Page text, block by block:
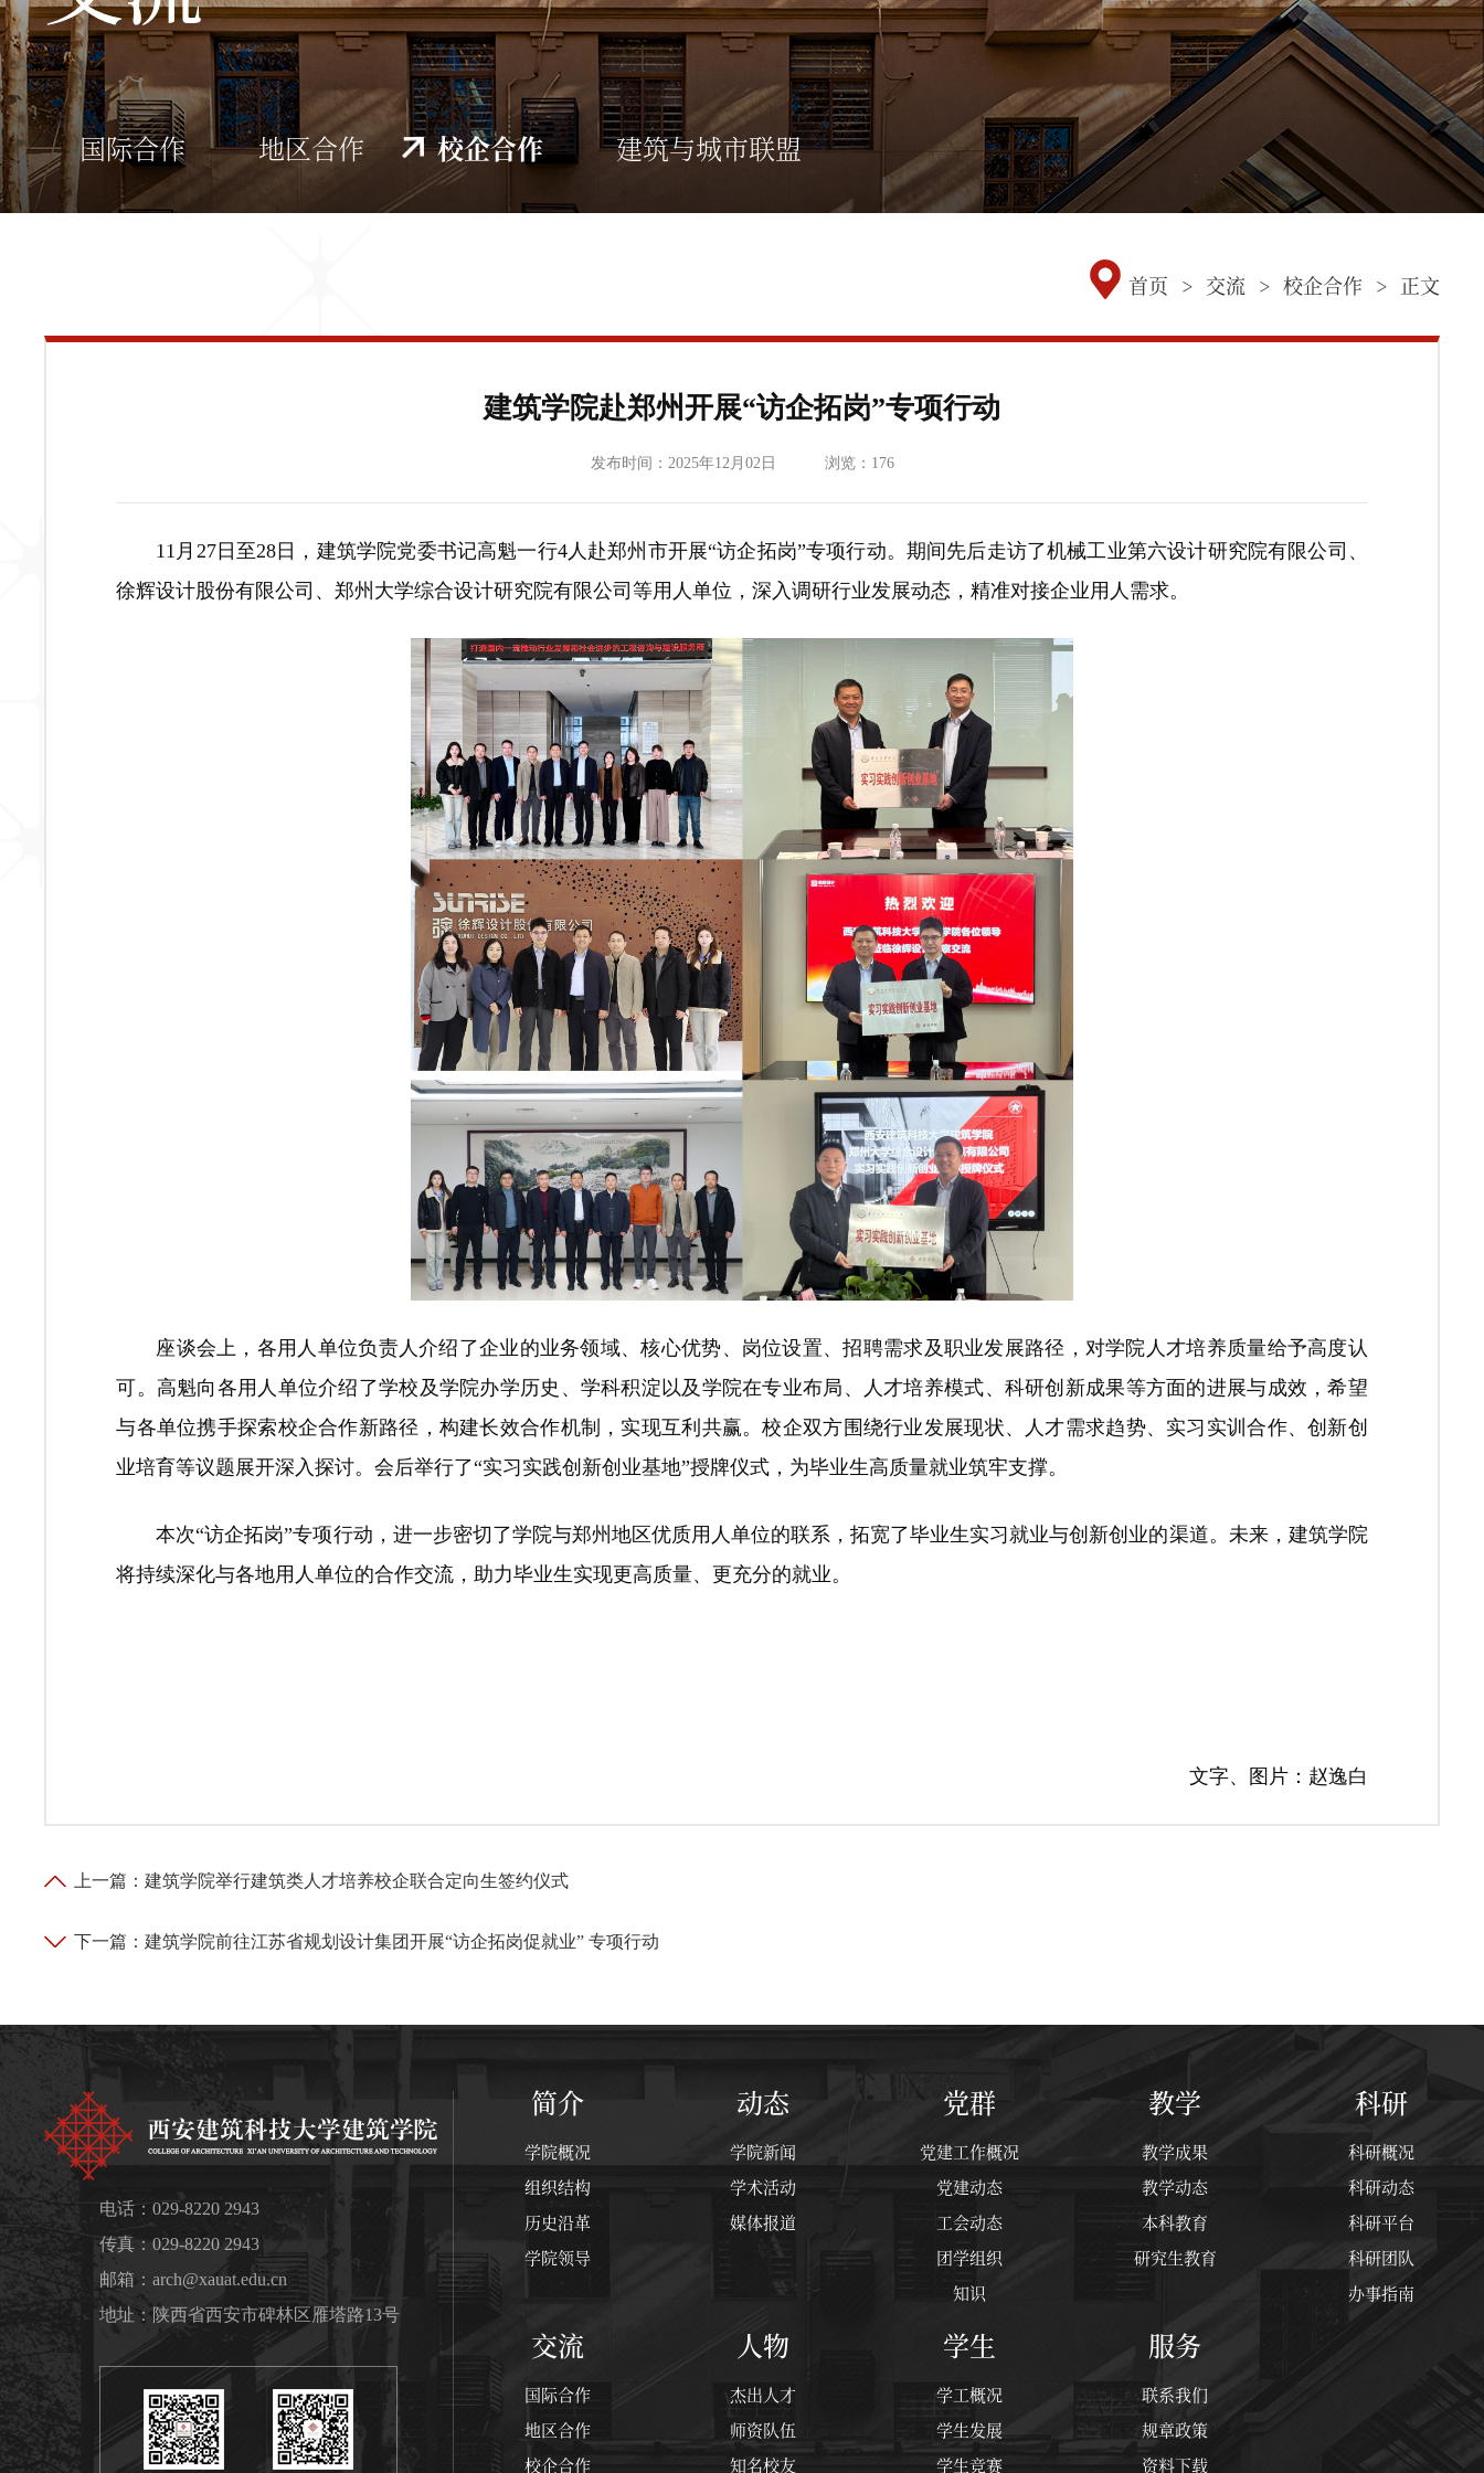
国际合作 地区合作 校企合作 建筑与城市联盟
首页 > 交流 > 校企合作 > 正文
建筑学院赴郑州开展“访企拓岗”专项行动
发布时间：2025年12月02日 浏览： 176
11月27日至28日，建筑学院党委书记高魁一行4人赴郑州市开展“访企拓岗”专项行动。期间先后走访了机械工业第六设计研究院有限公司、
徐辉设计股份有限公司、郑州大学综合设计研究院有限公司等用人单位，深入调研行业发展动态，精准对接企业用人需求。
座谈会上，各用人单位负责人介绍了企业的业务领域、核心优势、岗位设置、招聘需求及职业发展路径，对学院人才培养质量给予高度认
可。高魁向各用人单位介绍了学校及学院办学历史、学科积淀以及学院在专业布局、人才培养模式、科研创新成果等方面的进展与成效，希望
与各单位携手探索校企合作新路径，构建长效合作机制，实现互利共赢。校企双方围绕行业发展现状、人才需求趋势、实习实训合作、创新创
业培育等议题展开深入探讨。会后举行了“实习实践创新创业基地”授牌仪式，为毕业生高质量就业筑牢支撑。
本次“访企拓岗”专项行动，进一步密切了学院与郑州地区优质用人单位的联系，拓宽了毕业生实习就业与创新创业的渠道。未来，建筑学院
将持续深化与各地用人单位的合作交流，助力毕业生实现更高质量、更充分的就业。
文字、图片：赵逸白
上一篇：建筑学院举行建筑类人才培养校企联合定向生签约仪式
下一篇：建筑学院前往江苏省规划设计集团开展“访企拓岗促就业” 专项行动
电话：029-8220 2943
传真：029-8220 2943
邮箱：arch@xauat.edu.cn
地址：陕西省西安市碑林区雁塔路13号
简介
学院概况
组织结构
历史沿革
学院领导
动态
学院新闻
学术活动
媒体报道
党群
党建工作概况
党建动态
工会动态
团学组织
知识
教学
教学成果
教学动态
本科教育
研究生教育
科研
科研概况
科研动态
科研平台
科研团队
办事指南
交流
国际合作
地区合作
校企合作
人物
杰出人才
师资队伍
知名校友
学生
学工概况
学生发展
学生竞赛
服务
联系我们
规章政策
资料下载